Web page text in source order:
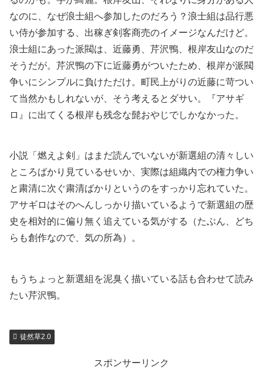
なのに、なぜ浪士組へ参加したのだろう？浪士組は品行悪
い侍が参加する、出稼ぎ剣客商売のイメージなんだけど。
浪士組にあった派閥は、近藤勇、芹沢鴨、根岸友山なのだ
そうだが。芹沢鴨の下に近藤勇がついたため、根岸が派閥
争いにシンプルに負けただけ。町民上がりの近藤に苛つい
て当然かもしれないが、そう考えるとダサい。『アサギ
ロ』に出てくる根岸も残念な髭おやじでしかなかった。
小説「燃えよ剣」はまだ読んでいないが新選組の清々しい
ところばかり見ているせいか、実際は組織内での権力争い
と粛清に次ぐ粛清ばかりというのをすっかり忘れていた。
アサギロはそのへんしっかり描いているようで新選組の歴
史を相対的に偏り無く追えている気がする（たぶん、どち
らも創作なので、気の所為）。
もうちょっと新選組を泥臭く描いている話も合わせて読み
たい芹沢鴨。
徒然草2.0
スポンサーリンク